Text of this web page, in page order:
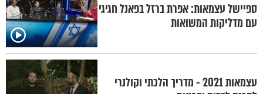
ספיישל עצמאות: אפרת ברזל בפאנל חגיגי
עם מדליקות המשואות
עצמאות 2021 - מדריך הלכתי וקולנרי